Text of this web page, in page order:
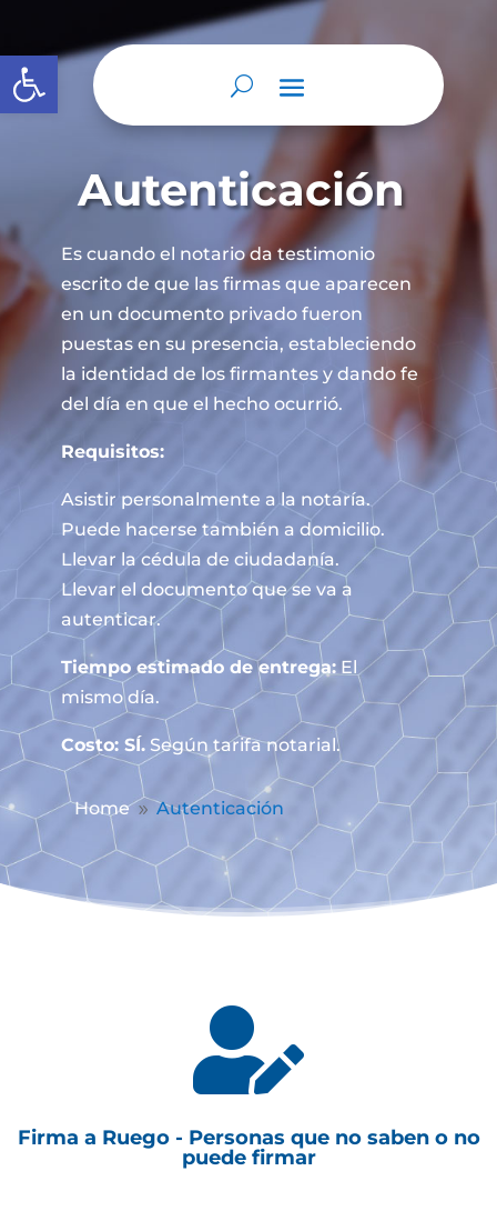
Abrir barra de herramientas
Autenticación
Es cuando el notario da testimonio
escrito de que las firmas que aparecen
en un documento privado fueron
puestas en su presencia, estableciendo
la identidad de los firmantes y dando fe
del día en que el hecho ocurrió.
Requisitos:
Asistir personalmente a la notaría.
Puede hacerse también a domicilio.
Llevar la cédula de ciudadanía.
Llevar el documento que se va a
autenticar.
Tiempo estimado de entrega:El
mismo día.
Costo: SÍ.Según tarifa notarial.
Home 9 Autenticación

Firma a Ruego - Personas que no saben o no
puede firmar